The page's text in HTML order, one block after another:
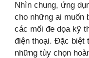
Nhìn chung, ứng
cho những ai muốn
các mối đe dọa kỹ
điện thoại. Đặc biệt
những tùy chọn